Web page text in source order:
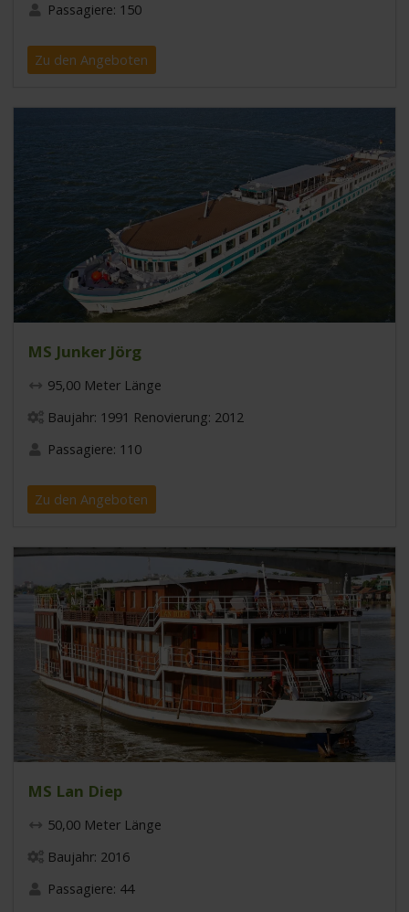
Passagiere: 150
Zu den Angeboten
MS Junker Jörg
95,00 Meter Länge
Baujahr: 1991 Renovierung: 2012
Passagiere: 110
Zu den Angeboten
MS Lan Diep
50,00 Meter Länge
Baujahr: 2016
Passagiere: 44